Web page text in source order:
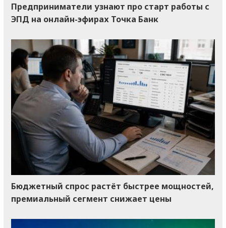
Предприниматели узнают про старт работы с
ЭПД на онлайн-эфирах Точка Банк
Бюджетный спрос растёт быстрее мощностей,
премиальный сегмент снижает цены